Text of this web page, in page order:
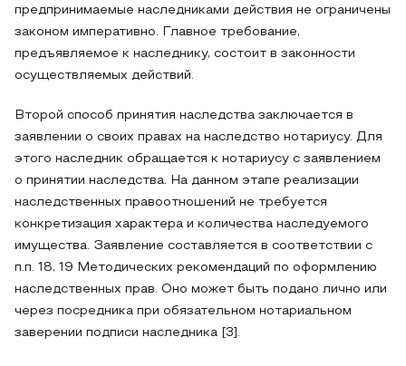
предпринимаемые наследниками действия не ограничены
законом императивно. Главное требование,
предъявляемое к наследнику, состоит в законности
осуществляемых действий.
Второй способ принятия наследства заключается в
заявлении о своих правах на наследство нотариусу. Для
этого наследник обращается к нотариусу с заявлением
о принятии наследства. На данном этапе реализации
наследственных правоотношений не требуется
конкретизация характера и количества наследуемого
имущества. Заявление составляется в соответствии с
п.п. 18, 19 Методических рекомендаций по оформлению
наследственных прав. Оно может быть подано лично или
через посредника при обязательном нотариальном
заверении подписи наследника [3].